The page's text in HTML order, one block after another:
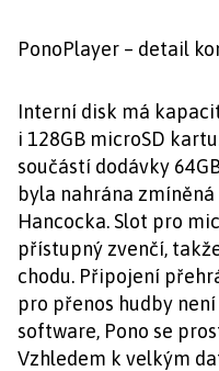
PonoPlayer – detail
Interní disk má
i 128GB microSD
součástí dodávky
byla nahrána
Hancocka. Slot pro
přístupný zvenčí,
chodu. Připojení
pro přenos hudby
software, Pono se
Vzhledem k velkým